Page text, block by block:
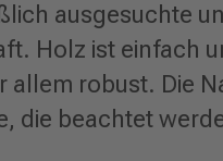
ausgesuchte
Holz ist einfach
allem robust. Die
die beachtet